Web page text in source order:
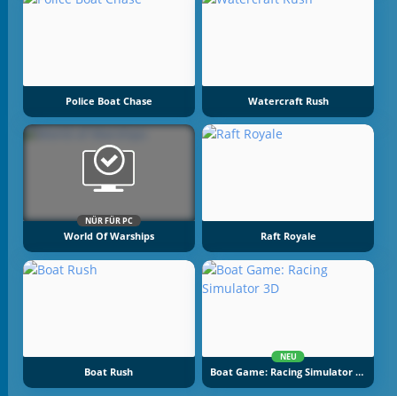
Police Boat Chase Watercraft Rush
NÜR FÜR PC
World Of Warships Raft Royale
Boat Rush
NEU
Boat Game: Racing Simulator 3D